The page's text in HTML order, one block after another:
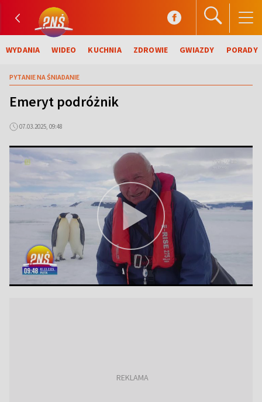
WYDANIA WIDEO KUCHNIA ZDROWIE GWIAZDY PORADY
PYTANIE NA ŚNIADANIE
Emeryt podróżnik
07.03.2025, 09:48